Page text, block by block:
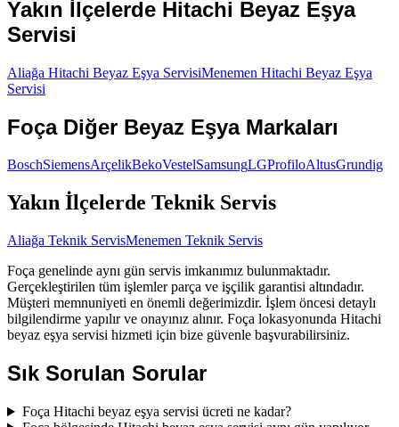
Yakın İlçelerde Hitachi Beyaz Eşya
Servisi
Aliağa Hitachi Beyaz Eşya ServisiMenemen Hitachi Beyaz Eşya
Servisi
FoçaDiğer Beyaz EşyaMarkaları
BoschSiemensArçelikBekoVestelSamsungLGProfiloAltusGrundig
Yakın İlçelerde Teknik Servis
Aliağa Teknik ServisMenemen Teknik Servis
Foça genelinde aynı gün servis imkanımız bulunmaktadır.
Gerçekleştirilen tüm işlemler parça ve işçilik garantisi altındadır.
Müşteri memnuniyeti en önemli değerimizdir. İşlem öncesi detaylı
bilgilendirme yapılır ve onayınız alınır. Foça lokasyonunda Hitachi
beyaz eşya servisi hizmeti için bize güvenle başvurabilirsiniz.
Sık Sorulan Sorular
Foça Hitachi beyaz eşya servisi ücreti ne kadar?